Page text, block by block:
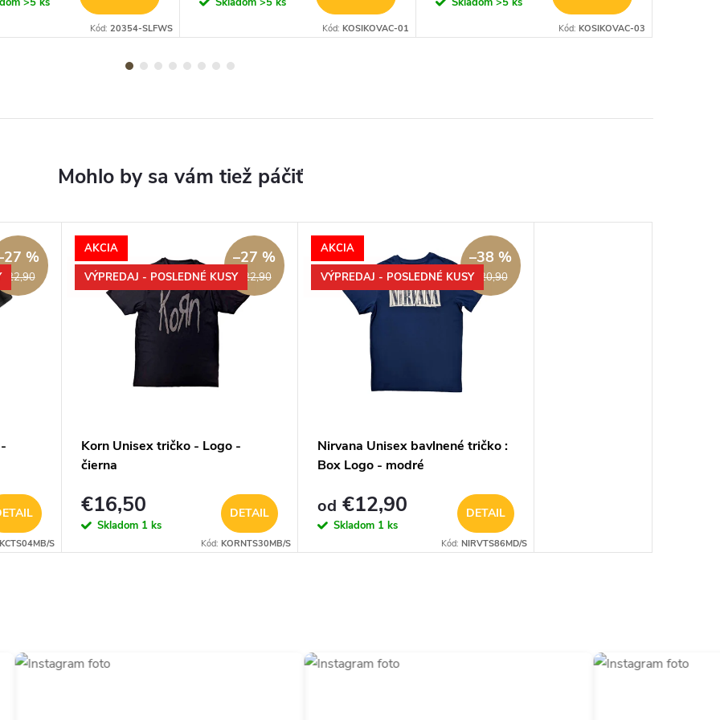
Kód: 20354-SLFWS Kód: KOSIKOVAC-01 Kód: KOSIKOVAC-03
€22,90
%
KCTS04MB/S
AKCIA
VÝPREDAJ - POSLEDNÉ KUSY€22,90
–27 %
Korn Unisex tričko - Logo -
čierna
€16,50
Skladom 1 ks
DETAIL
Kód: KORNTS30MB/S
AKCIA
VÝPREDAJ - POSLEDNÉ KUSY€20,90
–38 %
Nirvana Unisex bavlnené tričko :
Box Logo - modré
od €12,90
Skladom 1 ks
DETAIL
Kód: NIRVTS86MD/S